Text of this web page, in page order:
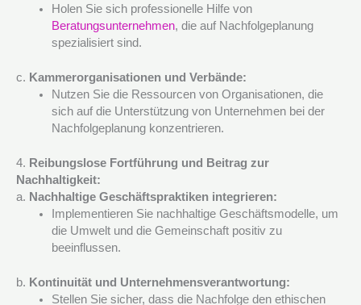
Holen Sie sich professionelle Hilfe von
Beratungsunternehmen, die auf Nachfolgeplanung
spezialisiert sind.
c. Kammerorganisationen und Verbände:
Nutzen Sie die Ressourcen von Organisationen, die
sich auf die Unterstützung von Unternehmen bei der
Nachfolgeplanung konzentrieren.
4. Reibungslose Fortführung und Beitrag zur
Nachhaltigkeit:
a. Nachhaltige Geschäftspraktiken integrieren:
Implementieren Sie nachhaltige Geschäftsmodelle, um
die Umwelt und die Gemeinschaft positiv zu
beeinflussen.
b. Kontinuität und Unternehmensverantwortung:
Stellen Sie sicher, dass die Nachfolge den ethischen